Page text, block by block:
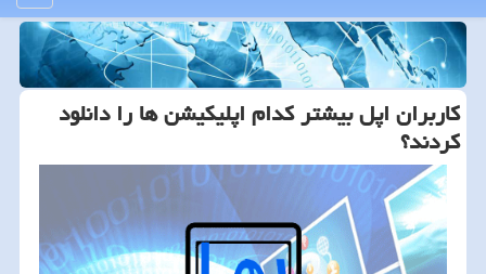
كاربران اپل بیشتر كدام اپلیكیشن ها را دانلود
كردند؟